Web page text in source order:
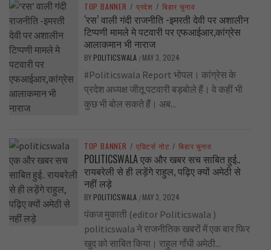
TOP BANNER / प्रदेश / बिहार चुनाव
‘रस’ वाली गंदी राजनीति -इमरती देवी पर अशालीन
टिप्पणी मामले मे पटवारी पर एफआईआर,कांग्रेस
आलाकमान भी नाराज
BY POLITICSWALA / MAY 3, 2024
#Politicswala Report भोपल। कांग्रेस के
प्रदेश अध्यक्ष जीतू पटवारी बड़बोले हैं। वे कहीं भी
कुछ भी बोल सकते हैं। अब...
TOP BANNER / एडिटर्स नोट / बिहार चुनाव
POLITICSWALA एक और खबर सच साबित हुई..
रायबरेली से ही लड़ेंगे राहुल, पढ़िए क्यों अमेठी से
नहीं लड़े
BY POLITICSWALA / MAY 3, 2024
पंकज मुकाती (editor Politicswala )
politicswala ने राजनीतिक खबरों में एक बार फिर
खुद को साबित किया। राहुल गाँधी अमेठी...